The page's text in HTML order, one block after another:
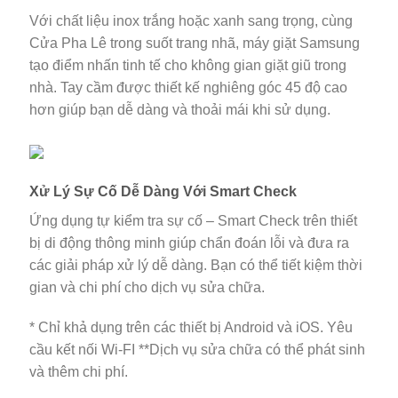
Với chất liệu inox trắng hoặc xanh sang trọng, cùng
Cửa Pha Lê trong suốt trang nhã, máy giặt Samsung
tạo điểm nhấn tinh tế cho không gian giặt giũ trong
nhà. Tay cầm được thiết kế nghiêng góc 45 độ cao
hơn giúp bạn dễ dàng và thoải mái khi sử dụng.
Xử Lý Sự Cố Dễ Dàng Với Smart Check
Ứng dụng tự kiểm tra sự cố – Smart Check trên thiết
bị di động thông minh giúp chẩn đoán lỗi và đưa ra
các giải pháp xử lý dễ dàng. Bạn có thể tiết kiệm thời
gian và chi phí cho dịch vụ sửa chữa.
* Chỉ khả dụng trên các thiết bị Android và iOS. Yêu
cầu kết nối Wi-FI **Dịch vụ sửa chữa có thể phát sinh
và thêm chi phí.